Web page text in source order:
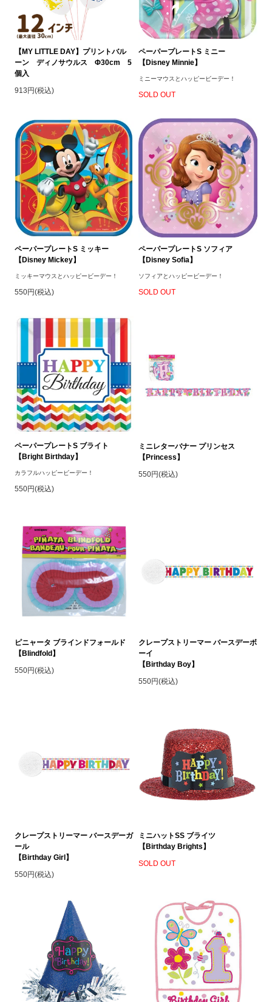
【MY LITTLE DAY】プリントバル
ーン ディノサウルス Φ30cm 5
個入
913円(税込)
ペーパープレートS ミニー
【Disney Minnie】
ミニーマウスとハッピービーデー！
SOLD OUT
ペーパープレートS ミッキー
【Disney Mickey】
ミッキーマウスとハッピービーデー！
550円(税込)
ペーパープレートS ソフィア
【Disney Sofia】
ソフィアとハッピービーデー！
SOLD OUT
ペーパープレートS ブライト
【Bright Birthday】
カラフルハッピービーデー！
550円(税込)
ミニレターバナー プリンセス
【Princess】
550円(税込)
ピニャータ ブラインドフォールド
【Blindfold】
550円(税込)
クレープストリーマー バースデーボ
ーイ
【Birthday Boy】
550円(税込)
クレープストリーマー バースデーガ
ール
【Birthday Girl】
550円(税込)
ミニハットSS ブライツ
【Birthday Brights】
SOLD OUT